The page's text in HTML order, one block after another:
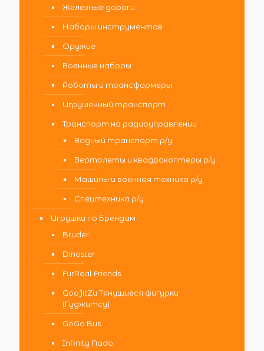
Железные дороги
Наборы инструментов
Оружие
Военные наборы
Роботы и трансформеры
Игрушечный транспорт
Транспорт на радиоуправлении
Водный транспорт р/у
Вертолеты и квадрокоптеры р/у
Машины и военная техника р/у
Спецтехника р/у
Игрушки по Брендам
Bruder
Dinoster
FurReal Friends
GooJitZu Тянущиеся фигурки
(Гуджитсу)
GoGo Bus
Infinity Nado